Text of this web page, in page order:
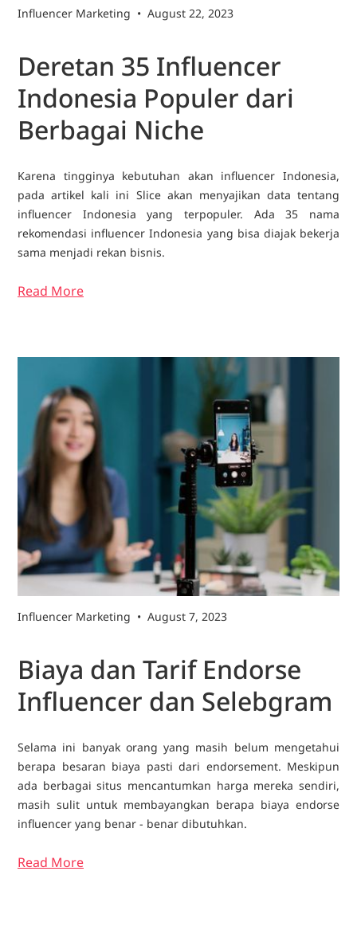
Influencer Marketing • August 22, 2023
Deretan 35 Influencer
Indonesia Populer dari
Berbagai Niche
Karena tingginya kebutuhan akan influencer Indonesia,
pada artikel kali ini Slice akan menyajikan data tentang
influencer Indonesia yang terpopuler. Ada 35 nama
rekomendasi influencer Indonesia yang bisa diajak bekerja
sama menjadi rekan bisnis.
Read More
Influencer Marketing • August 7, 2023
Biaya dan Tarif Endorse
Influencer dan Selebgram
Selama ini banyak orang yang masih belum mengetahui
berapa besaran biaya pasti dari endorsement. Meskipun
ada berbagai situs mencantumkan harga mereka sendiri,
masih sulit untuk membayangkan berapa biaya endorse
influencer yang benar - benar dibutuhkan.
Read More